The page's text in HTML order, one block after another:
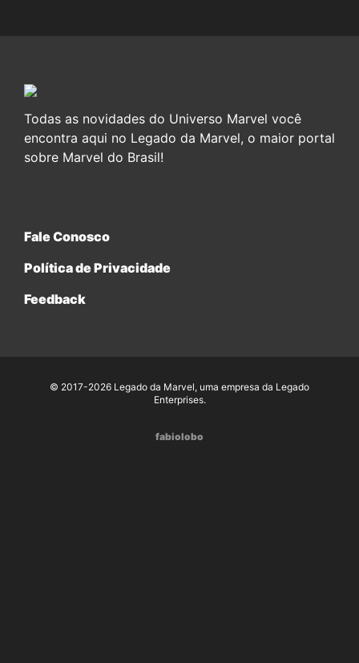
Todas as novidades do Universo Marvel você
encontra aqui no Legado da Marvel, o maior portal
sobre Marvel do Brasil!
Fale Conosco
Política de Privacidade
Feedback
© 2017-2026 Legado da Marvel, uma empresa da Legado
Enterprises.
fabiolobo